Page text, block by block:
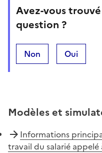
Avez-vous
question ?
Non Oui
Modèles et
Informations
travail du salarié